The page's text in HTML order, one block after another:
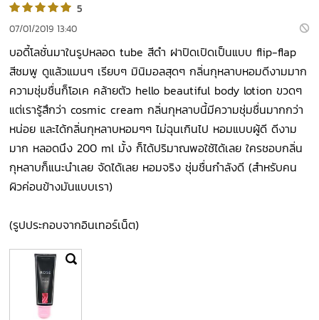
5
07/01/2019 13:40
บอดี้โลชั่นมาในรูปหลอด tube สีดำ ฝาปิดเปิดเป็นแบบ flip-flap
สีชมพู ดูแล้วแมนๆ เรียบๆ มินิมอลสุดๆ กลิ่นกุหลาบหอมดีงามมาก
ความชุ่มชื่นก็โอเค คล้ายตัว hello beautiful body lotion ขวดๆ
แต่เรารู้สึกว่า cosmic cream กลิ่นกุหลาบนี้มีความชุ่มชื่นมากกว่า
หน่อย และได้กลิ่นกุหลาบหอมๆๆ ไม่ฉุนเกินไป หอมแบบผู้ดี ดีงาม
มาก หลอดนึง 200 ml มั้ง ก็ได้ปริมาณพอใช้ได้เลย ใครชอบกลิ่น
กุหลาบก็แนะนำเลย จัดได้เลย หอมจริง ชุ่มชื่นกำลังดี (สำหรับคน
ผิวค่อนข้างมันแบบเรา)
(รูปประกอบจากอินเทอร์เน็ต)